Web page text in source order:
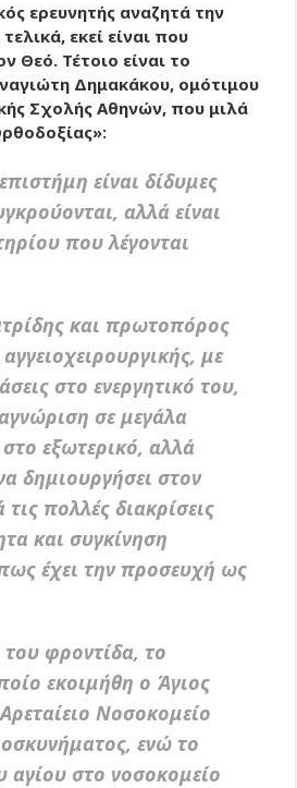
ερευνητής αναζητά την
εκεί είναι που
Θεό. Τέτοιο είναι το
Δημακάκου, ομότιμου
Σχολής Αθηνών, που μιλά
είναι δίδυμες
αλλά είναι
που λέγονται
και πρωτοπόρος
με
στο ενεργητικό του,
σε μεγάλα
εξωτερικό, αλλά
δημιουργήσει στον
πολλές διακρίσεις
και συγκίνηση
έχει την προσευχή ως
φροντίδα, το
εκοιμήθη ο Άγιος
Νοσοκομείο
ενώ το
αγίου στο νοσοκομείο